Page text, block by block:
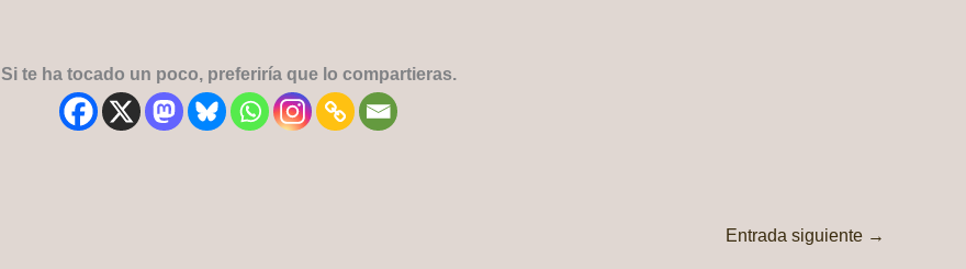
Si te ha tocado un poco, preferiría que lo compartieras.
Entrada siguiente →